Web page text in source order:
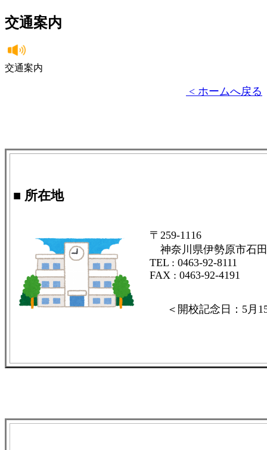
交通案内
交通案内
< ホームへ戻る
■ 所在地
〒259-1116
神奈川県伊勢原市石田
TEL : 0463-92-8111
FAX : 0463-92-4191
＜開校記念日：5月